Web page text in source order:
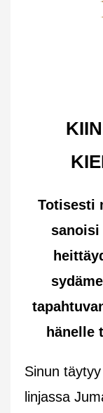
Totisesti
sanoisi
hänelle
Sinun
linjassa